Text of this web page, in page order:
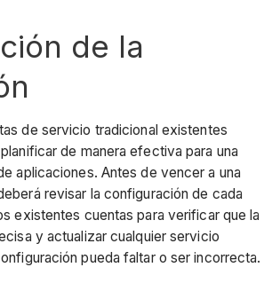
de la
de servicio tradicional existentes
de manera efectiva para una
aplicaciones. Antes de vencer a una
revisar la configuración de cada
existentes cuentas para verificar que la
y actualizar cualquier servicio
pueda faltar o ser incorrecta.